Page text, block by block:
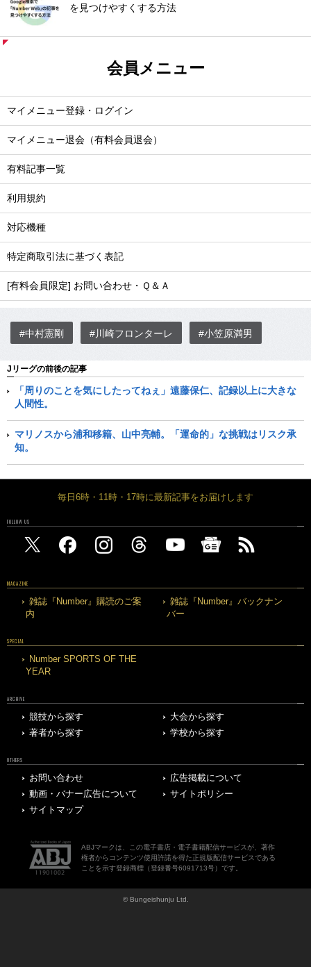
を見つけやすくする方法
会員メニュー
マイメニュー登録・ログイン
マイメニュー退会（有料会員退会）
有料記事一覧
利用規約
対応機種
特定商取引法に基づく表記
[有料会員限定] お問い合わせ・Ｑ＆Ａ
#中村憲剛 #川崎フロンターレ #小笠原満男
Jリーグの前後の記事
「周りのことを気にしたってねぇ」遠藤保仁、記録以上に大きな
人間性。
マリノスから浦和移籍、山中亮輔。「運命的」な挑戦はリスク承
知。
毎日6時・11時・17時に最新記事をお届けします
FOLLOW US
MAGAZINE
雑誌『Number』購読のご案
内
雑誌『Number』バックナン
バー
SPECIAL
Number SPORTS OF THE
YEAR
ARCHIVE
競技から探す
大会から探す
著者から探す
学校から探す
OTHERS
お問い合わせ
広告掲載について
動画・バナー広告について
サイトポリシー
サイトマップ
ABJマークは、この電子書店・電子書籍配信サービスが、著作
権者からコンテンツ使用許諾を得た正規版配信サービスである
ことを示す登録商標（登録番号6091713号）です。
© Bungeishunju Ltd.